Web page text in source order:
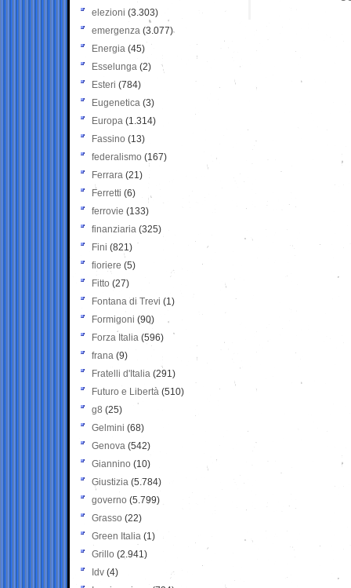
elezioni (3.303)
emergenza (3.077)
Energia (45)
Esselunga (2)
Esteri (784)
Eugenetica (3)
Europa (1.314)
Fassino (13)
federalismo (167)
Ferrara (21)
Ferretti (6)
ferrovie (133)
finanziaria (325)
Fini (821)
fioriere (5)
Fitto (27)
Fontana di Trevi (1)
Formigoni (90)
Forza Italia (596)
frana (9)
Fratelli d'Italia (291)
Futuro e Libertà (510)
g8 (25)
Gelmini (68)
Genova (542)
Giannino (10)
Giustizia (5.784)
governo (5.799)
Grasso (22)
Green Italia (1)
Grillo (2.941)
Idv (4)